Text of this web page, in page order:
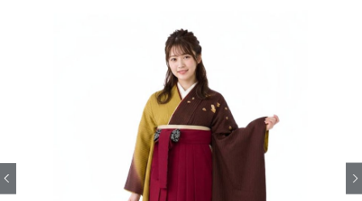
お客様の声
法人・グループの
お客様はこちら